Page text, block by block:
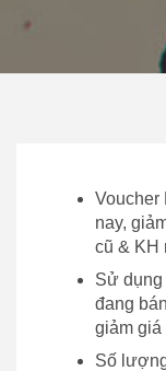
Voucher
nay,
cũ & KH
Sử
đang
giảm giá
Số